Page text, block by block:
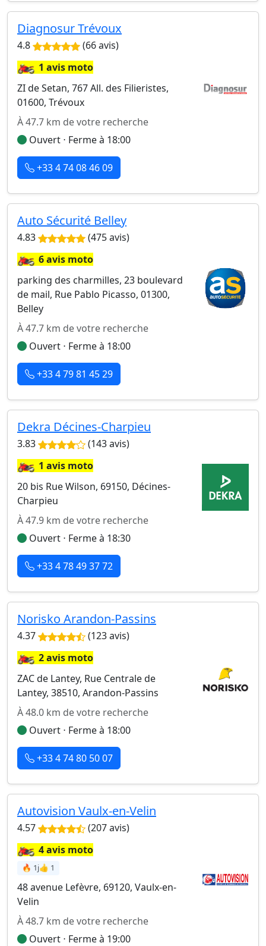
Diagnosur Trévoux
4.8 (66 avis)
🏍️1 avis moto
ZI de Setan, 767 All. des Filieristes,
01600, Trévoux
À 47.7 km de votre recherche
Ouvert ⋅ Ferme à 18:00
+33 4 74 08 46 09
Auto Sécurité Belley
4.83 (475 avis)
🏍️6 avis moto
parking des charmilles, 23 boulevard
de mail, Rue Pablo Picasso, 01300,
Belley
À 47.7 km de votre recherche
Ouvert ⋅ Ferme à 18:00
+33 4 79 81 45 29
Dekra Décines-Charpieu
3.83 (143 avis)
🏍️1 avis moto
20 bis Rue Wilson, 69150, Décines-
Charpieu
À 47.9 km de votre recherche
Ouvert ⋅ Ferme à 18:30
+33 4 78 49 37 72
Norisko Arandon-Passins
4.37 (123 avis)
🏍️2 avis moto
ZAC de Lantey, Rue Centrale de
Lantey, 38510, Arandon-Passins
À 48.0 km de votre recherche
Ouvert ⋅ Ferme à 18:00
+33 4 74 80 50 07
Autovision Vaulx-en-Velin
4.57 (207 avis)
🏍️4 avis moto
🔥 1j👍 1
48 avenue Lefèvre, 69120, Vaulx-en-
Velin
À 48.7 km de votre recherche
Ouvert ⋅ Ferme à 19:00